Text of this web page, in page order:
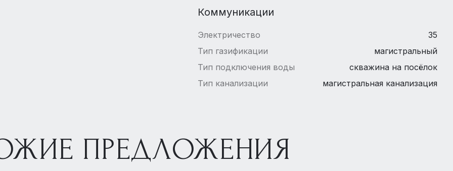
Коммуникации
Электричество
35
Тип газификации
магистральный
Тип подключения воды
скважина на посёлок
Тип канализации
магистральная канализация
ПРЕДЛОЖЕНИЯ